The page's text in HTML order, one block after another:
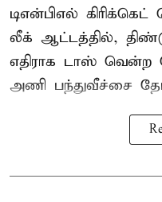
டிஎன்பிஎல்
லீக் ஆட்டத்தில்,
எதிராக டாஸ்
அணி பந்துவீச்சை